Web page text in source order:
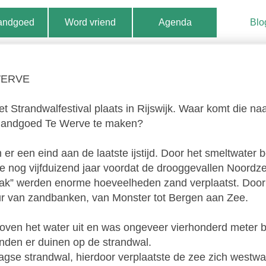
Word vriend Agenda
Strandwalfestival plaats in Rijswijk. Waar komt die
Te Werve te maken?
een eind aan de laatste ijstijd. Door het smeltwater
nog vijfduizend jaar voordat de drooggevallen
werden enorme hoeveelheden zand verplaatst.
van zandbanken, van Monster tot Bergen aan Zee.
het water uit en was ongeveer vierhonderd meter
er duinen op de strandwal.
strandwal, hierdoor verplaatste de zee zich